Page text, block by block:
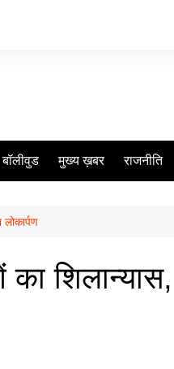
बॉलीवुड मुख्य ख़बर राजनीति
शिलान्यास,